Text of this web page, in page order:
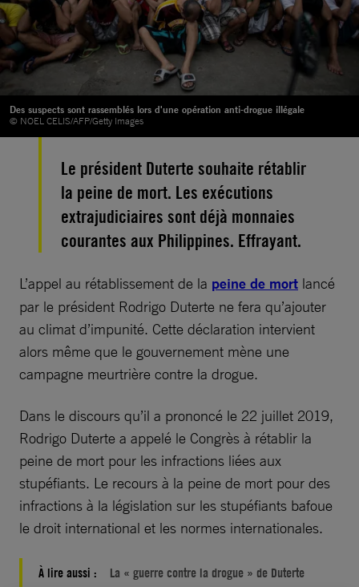
Des suspects sont rassemblés lors d'une opération anti-drogue illégale
© NOEL CELIS/AFP/Getty Images
Le président Duterte souhaite rétablir
la peine de mort. Les exécutions
extrajudiciaires sont déjà monnaies
courantes aux Philippines. Effrayant.
L’appel au rétablissement de la peine de mort lancé
par le président Rodrigo Duterte ne fera qu’ajouter
au climat d’impunité. Cette déclaration intervient
alors même que le gouvernement mène une
campagne meurtrière contre la drogue.
Dans le discours qu’il a prononcé le 22 juillet 2019,
Rodrigo Duterte a appelé le Congrès à rétablir la
peine de mort pour les infractions liées aux
stupéfiants. Le recours à la peine de mort pour des
infractions à la législation sur les stupéfiants bafoue
le droit international et les normes internationales.
À lire aussi : La « guerre contre la drogue » de Duterte